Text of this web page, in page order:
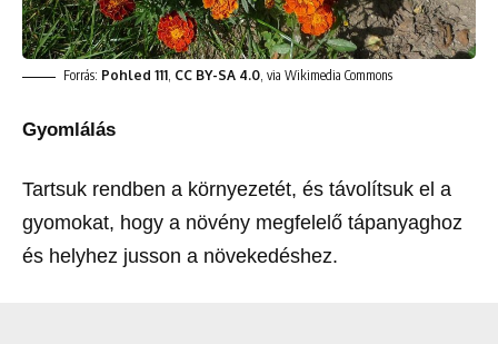
Forrás: Pohled 111, CC BY-SA 4.0, via Wikimedia Commons
Gyomlálás
Tartsuk rendben a környezetét, és távolítsuk el a
gyomokat, hogy a növény megfelelő tápanyaghoz
és helyhez jusson a növekedéshez.